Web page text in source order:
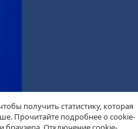
получить статистику, которая
Прочитайте подробнее о cookie-